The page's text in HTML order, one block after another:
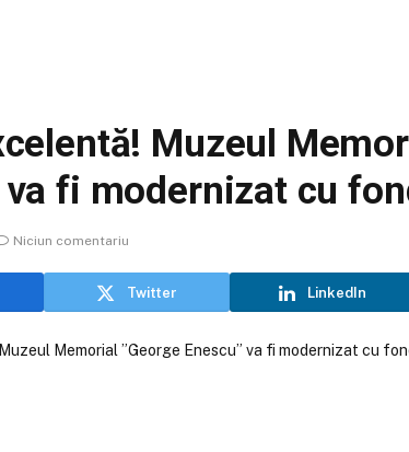
Muzeul
va fi modernizat cu
Niciun comentariu
Twitter LinkedIn